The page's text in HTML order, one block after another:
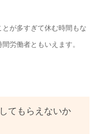
が多すぎて休む時間もな
労働者ともいえます。
てもらえないか